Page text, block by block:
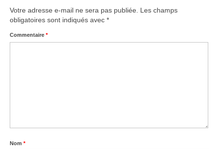
Votre adresse e-mail ne sera pas publiée. Les champs
obligatoires sont indiqués avec *
Commentaire *
Nom *